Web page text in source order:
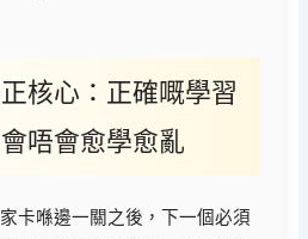
核心：正確嘅學習
唔會愈學愈亂
卡喺邊一關之後，下一個必須